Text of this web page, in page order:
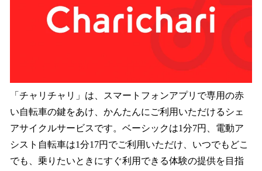
「チャリチャリ」は、スマートフォンアプリで専用の赤
い自転車の鍵をあけ、かんたんにご利用いただけるシェ
アサイクルサービスです。ベーシックは1分7円、電動ア
シスト自転車は1分17円でご利用いただけ、いつでもどこ
でも、乗りたいときにすぐ利用できる体験の提供を目指